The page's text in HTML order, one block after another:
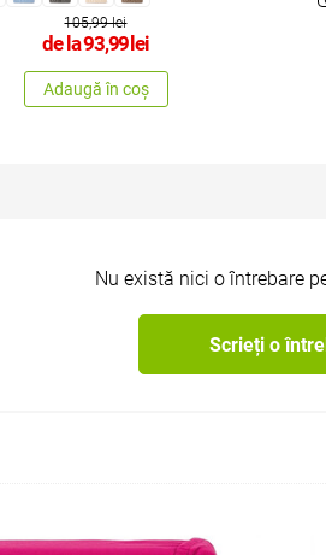
105,99 lei
de la93,99lei
Adaugă în coș
Nu există nici o întrebare
Scrieți o